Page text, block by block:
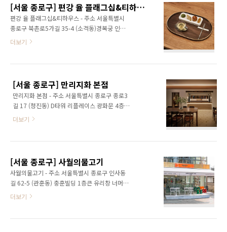
에 맞는 차를 발견하는 즐거움을 준다. 2층 통창
좌..
과 돌, 나무를 주재료로 한 목구조로 구성되었으
며, 팟(POT) 안에 담긴 고기, 야채 등 식재료들
이 익어가며 살랑거리는 흐름을 만든다는 것에
서 영감을 받았다. 또한 다양한 룸 보유로 쾌적하
회식 등의 장소로도 인기인 곳이다. ※ 소개 정보
8501 - 쉬는날 연중무휴 - 영업시간..
[서울 종로구] 편강 율 플래그십&티하우스
편강 율 플래그십&티하우스 - 주소 서울특별시
종로구 북촌로5가길 35-4 (소격동)경복궁 인근
북촌에 자리한 편강율 플래그십 & 티하우스 카
해 볼 수 있다. 3층 루프탑에서는 전통과 자연이
어우러진 북촌과 경복궁 일대를 한눈에 담는 특
별한 전망을 감상할 수 있다. ※ 소개 정보 - 대표
메뉴 본연율차 - 문의및안내 070-8844-0998 -
(마지막 주문 18:30) - 취급메뉴 세작 / 잭살 / 사
바라캇 서울 - 홈페..
더보기
[서울 종로구] 만리지화 본점
만리지화 본점 - 주소 서울특별시 종로구 종로3
길 17 (청진동) D타워 리플레이스 광화문 4층만
리지화는 ‘만리를 달려 불을 만난 장어’라는 뜻을
국내산 자포니카 장어를 비장탄으로 정성스럽게
구워 올린다. ‘장어’라는 식재료를 한국적 미감으
로 재해석하여, 전통 건축의 요소를 모던하게로
담아낸 공간에서, 편안하고 우아한 식경험을 전
래도록 여운이 남는 풍미를 만리지화에서 경험
더보기
[서울 종로구] 사월의물고기
사월의물고기 - 주소 서울특별시 종로구 인사동
길 62-5 (관훈동) 충훈빌딩 1층큰 유리창 너머로
기와 풍경이 펼쳐지는 안국동 골목 안 베이커리
더보기